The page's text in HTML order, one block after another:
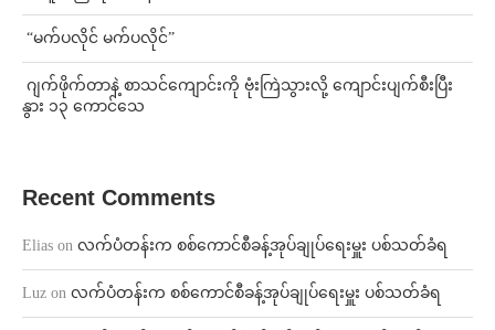
⁨ ⁨“မက်ပလိုင် မက်ပလိုင်”
⁨⁩ ⁨ဂျက်ဖိုက်တာနဲ့ စာသင်ကျောင်းကို ဗုံးကြဲသွားလို့ ကျောင်းပျက်စီးပြီး
နွား ၁၃ ကောင်သေ
Recent Comments
Elias on လက်ပံတန်းက စစ်ကောင်စီခန့်အုပ်ချုပ်ရေးမှူး ပစ်သတ်ခံရ
Luz on လက်ပံတန်းက စစ်ကောင်စီခန့်အုပ်ချုပ်ရေးမှူး ပစ်သတ်ခံရ